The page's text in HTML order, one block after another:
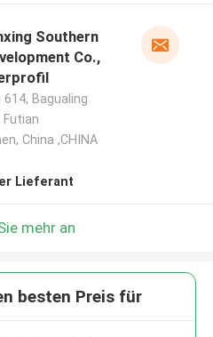
Southern
Co.,
614, Bagualing
Futian
China ,CHINA
Lieferant
mehr an
besten Preis für